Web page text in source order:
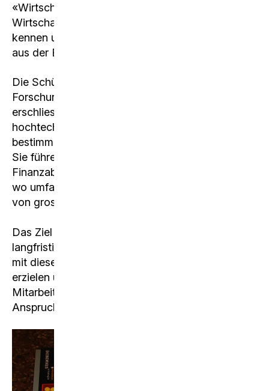
«Wirtschaft und Recht»
Wirtschaftswoche in Zürich das Unternehmertum
kennen und sind dabei mit sämtlichen Themen
aus der Betriebswirtschaftslehre konfrontiert.
Die Schülerinnen und Schüler investieren in die
Forschung und Entwicklung von Solarpanels. Sie
erschliessen neue Absatzmärkte, investieren in
hochtechnologisierte Produktionsanlagen und
bestimmen den Werbeeinsatz für ihre Produkte.
Sie führen beispielsweise die Personal- und
Finanzabteilung sowie die Marketingabteilung,
wo umfassende Markt- und Produktkenntnisse
von grosser Bedeutung sind.
Das Ziel ist, eine erfolgsversprechende und
langfristig ausgerichtete Strategie zu entwickeln,
mit dieser über mehrere Perioden Gewinn zu
erzielen und dabei die Ansprüche der
Mitarbeitenden, des Staates und anderer
Anspruchsgruppen mitzuberücksichtigen.